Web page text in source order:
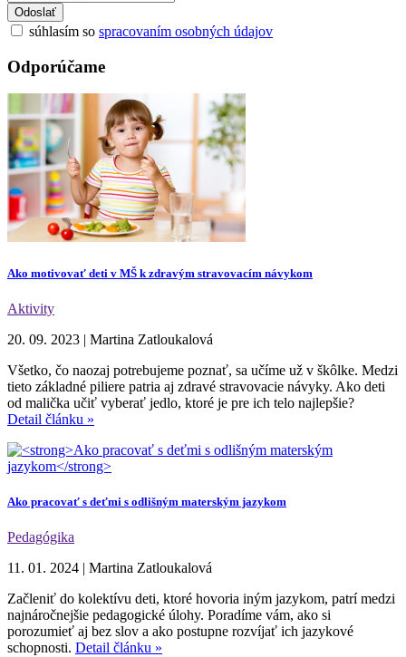
Odoslať
súhlasím so spracovaním osobných údajov
Odporúčame
Ako motivovať deti v MŠ k zdravým stravovacím návykom
Aktivity
20. 09. 2023 | Martina Zatloukalová
Všetko, čo naozaj potrebujeme poznať, sa učíme už v škôlke. Medzi
tieto základné piliere patria aj zdravé stravovacie návyky. Ako deti
od malička učiť vyberať jedlo, ktoré je pre ich telo najlepšie?
Detail článku »
Ako pracovať s deťmi s odlišným materským jazykom
Pedagógika
11. 01. 2024 | Martina Zatloukalová
Začleniť do kolektívu deti, ktoré hovoria iným jazykom, patrí medzi
najnáročnejšie pedagogické úlohy. Poradíme vám, ako si
porozumieť aj bez slov a ako postupne rozvíjať ich jazykové
schopnosti. Detail článku »